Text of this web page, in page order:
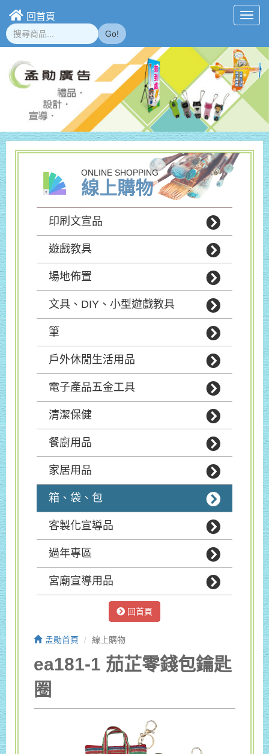
回首頁
Go!
ONLINE SHOPPING
線上購物
印刷文宣品
遊戲教具
場地佈置
文具、DIY、小型遊戲教具
筆
戶外休閒生活用品
電子產品五金工具
清潔保健
餐廚用品
家居用品
箱、袋、包
客製化宣導品
過年專區
宮廟宣導用品
回首頁
孟勛首頁 線上購物
ea181-1 茄芷零錢包鑰匙
圈